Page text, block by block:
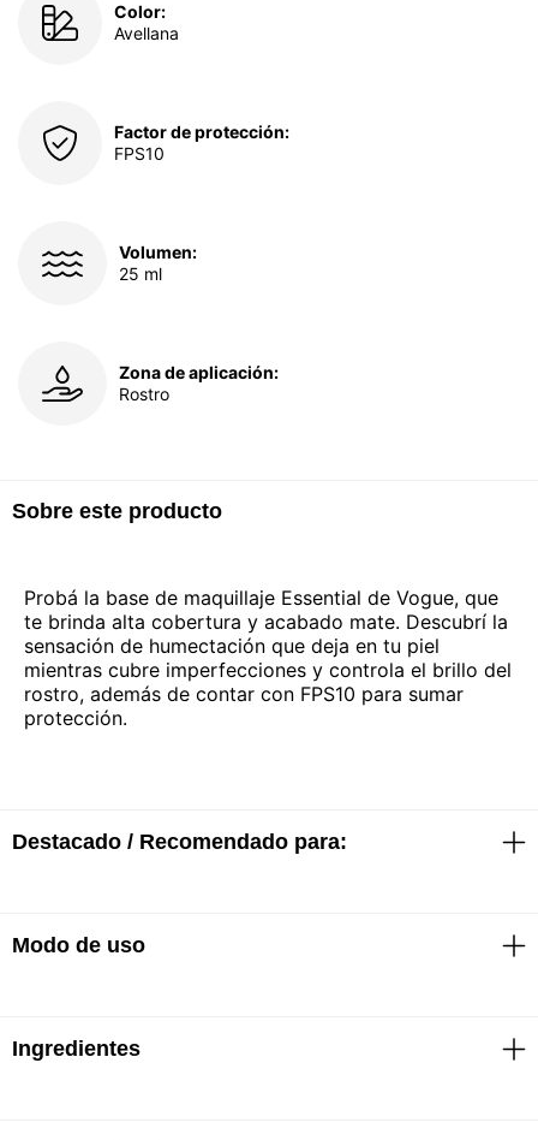
Color:
Avellana
Factor de protección:
FPS10
Volumen:
25 ml
Zona de aplicación:
Rostro
Sobre este producto
Probá la base de maquillaje Essential de Vogue, que
te brinda alta cobertura y acabado mate. Descubrí la
sensación de humectación que deja en tu piel
mientras cubre imperfecciones y controla el brillo del
rostro, además de contar con FPS10 para sumar
protección.
Destacado / Recomendado para:
· Alta cobertura
Modo de uso
rostro de manera uniforme con la yema de los dedos
Ingredientes